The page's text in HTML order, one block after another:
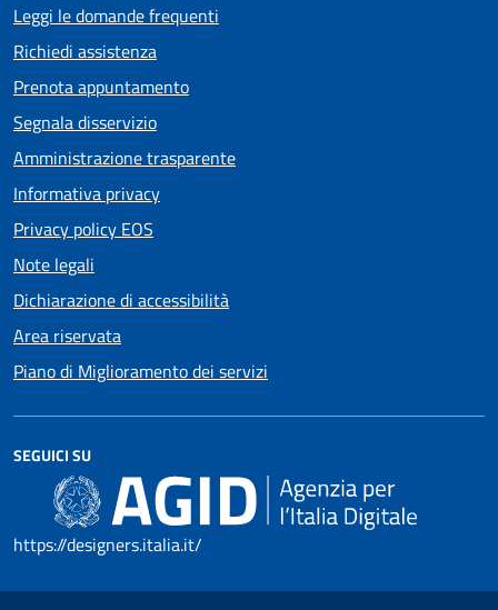
Leggi le domande frequenti
Richiedi assistenza
Prenota appuntamento
Segnala disservizio
Amministrazione trasparente
Informativa privacy
Privacy policy EOS
Note legali
Dichiarazione di accessibilità
Area riservata
Piano di Miglioramento dei servizi
SEGUICI SU
https://designers.italia.it/